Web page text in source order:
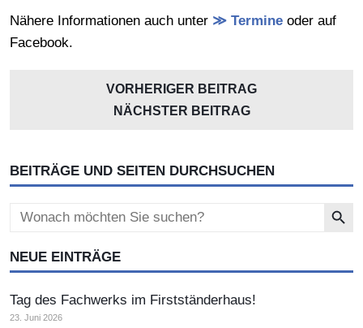
Nähere Informationen auch unter ≫ Termine oder auf
Facebook.
VORHERIGER BEITRAG
NÄCHSTER BEITRAG
BEITRÄGE UND SEITEN DURCHSUCHEN
Search
for:
NEUE EINTRÄGE
Tag des Fachwerks im Firstständerhaus!
23. Juni 2026